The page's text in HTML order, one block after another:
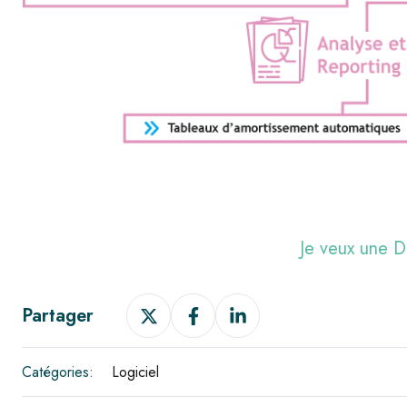
Je veux une
Partager
Partager
sur
Partager
sur
Partager
sur
Catégories: Logiciel